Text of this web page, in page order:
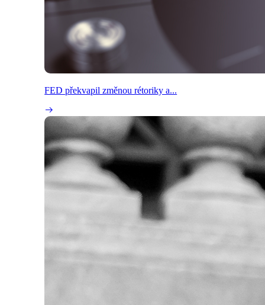
FED překvapil změnou rétoriky a...